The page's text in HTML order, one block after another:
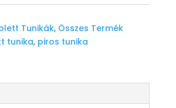
Tunikák, Összes Termék
tunika, piros tunika